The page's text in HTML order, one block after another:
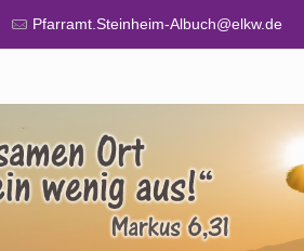
Pfarramt.Steinheim-Albuch@elkw.de